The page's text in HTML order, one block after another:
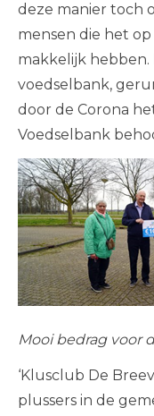
deze manier toch
mensen die het
makkelijk hebben.
voedselbank,
door de Corona
Voedselbank
Mooi bedrag voor
‘Klusclub De
plussers in de